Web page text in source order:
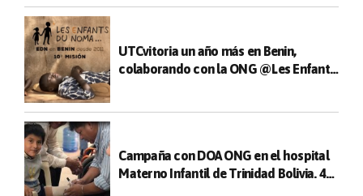
UTCvitoria un año más en Benin,
colaborando con la ONG @Les Enfants
Campaña con DOA ONG en el hospital
Materno Infantil de Trinidad Bolivia. 47